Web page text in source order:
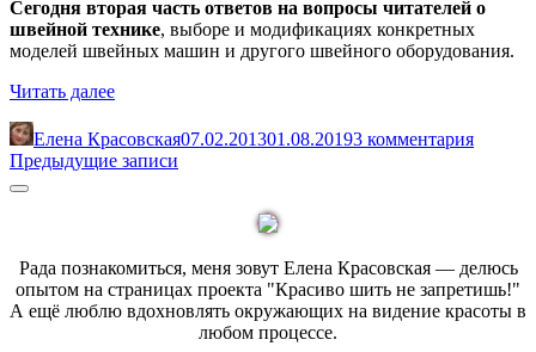
Сегодня вторая часть ответов на вопросы читателей о
швейной технике, выборе и модификациях конкретных
моделей швейных машин и другого швейного оборудования.
Читать далее«Вопросы
о
швейной
Елена Красовская07.02.201301.08.20193 комментария
Навигация
по
Предыдущие записи
Sidebar
Рада познакомиться, меня зовут Елена Красовская — делюсь
опытом на страницах проекта "Красиво шить не запретишь!"
А ещё люблю вдохновлять окружающих на видение красоты в
любом процессе.